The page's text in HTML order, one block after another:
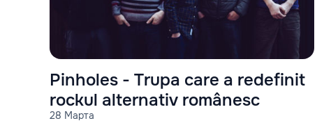
28 Марта
Pinholes - Trupa care a redefinit
rockul alternativ românesc